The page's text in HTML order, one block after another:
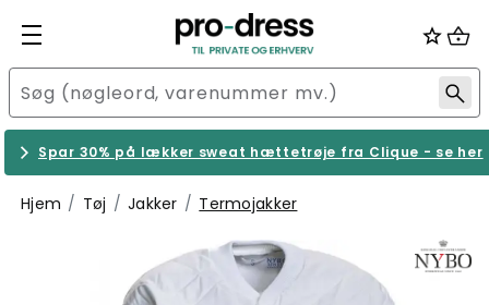
Spar 30% på lækker sweat hættetrøje fra Clique - se her
Hjem Tøj Jakker Termojakker